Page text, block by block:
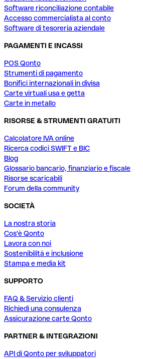
Software riconciliazione contabile
Accesso commercialista al conto
Software di tesoreria aziendale
PAGAMENTI E INCASSI
POS Qonto
Strumenti di pagamento
Bonifici internazionali in divisa
Carte virtuali usa e getta
Carte in metallo
RISORSE & STRUMENTI GRATUITI
Calcolatore IVA online
Ricerca codici SWIFT e BIC
Blog
Glossario bancario, finanziario e fiscale
Risorse scaricabili
Forum della community
SOCIETÀ
La nostra storia
Cos'è Qonto
Lavora con noi
Sostenibilità e inclusione
Stampa e media kit
SUPPORTO
FAQ & Servizio clienti
Richiedi una consulenza
Assicurazione carte Qonto
PARTNER & INTEGRAZIONI
API di Qonto per sviluppatori